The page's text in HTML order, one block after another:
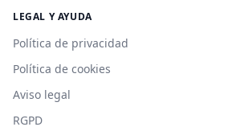
LEGAL Y AYUDA
Política de privacidad
Política de cookies
Aviso legal
RGPD